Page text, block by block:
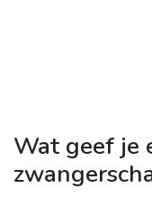
Wat geef je